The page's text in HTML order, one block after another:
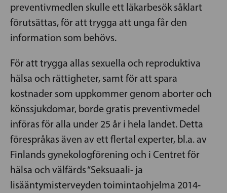
preventivmedlen skulle ett läkarbesök såklart
förutsättas, för att trygga att unga får den
information som behövs.
För att trygga allas sexuella och reproduktiva
hälsa och rättigheter, samt för att spara
kostnader som uppkommer genom aborter och
könssjukdomar, borde gratis preventivmedel
införas för alla under 25 år i hela landet. Detta
förespråkas även av ett flertal experter, bl.a. av
Finlands gynekologförening och i Centret för
hälsa och välfärds “Seksuaali- ja
lisääntymisterveyden toimintaohjelma 2014-